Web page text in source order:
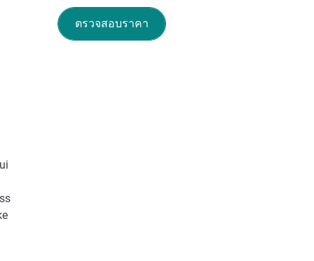
ตรวจสอบราคา